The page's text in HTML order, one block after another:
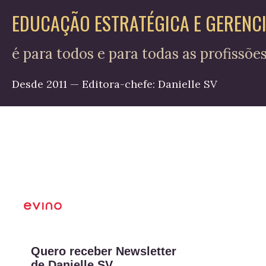
EDUCAÇÃO ESTRATÉGICA E
é para todos e para todas as profissões
Desde 2011 — Editora-chefe: Danielle SV
Quero receber Newsletter